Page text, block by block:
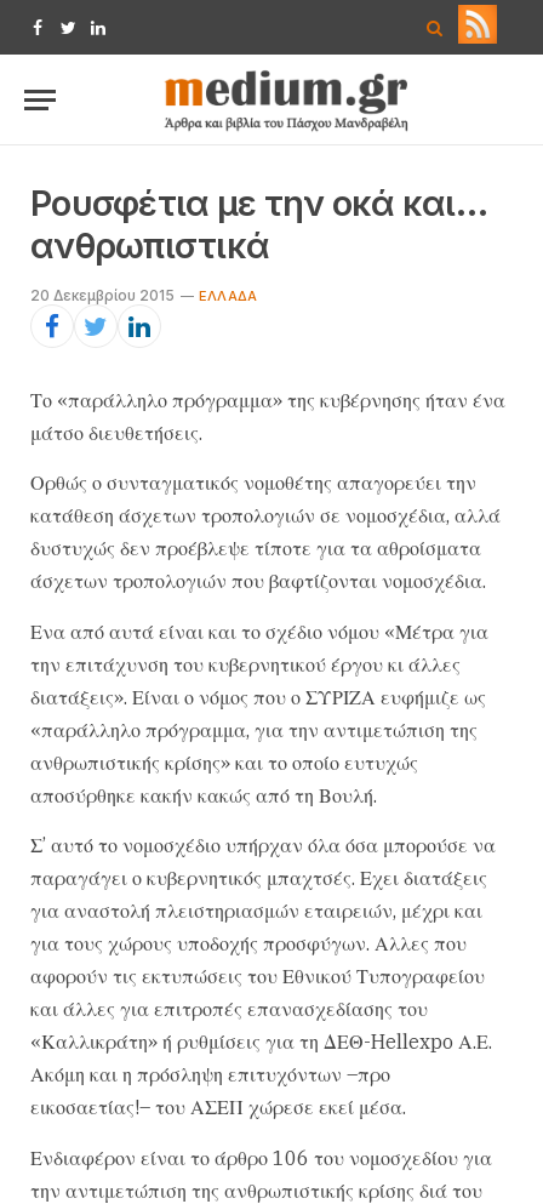
Facebook
TwitterLinkedIn
Ρουσφέτια με την οκά και…
ανθρωπιστικά
20 Δεκεμβρίου 2015 ΕΛΛΆΔΑ
Το «παράλληλο πρόγραμμα» της κυβέρνησης ήταν ένα
μάτσο διευθετήσεις.
Ο​​ρθώς ο συνταγματικός νομοθέτης απαγορεύει την
κατάθεση άσχετων τροπολογιών σε νομοσχέδια, αλλά
δυστυχώς δεν προέβλεψε τίποτε για τα αθροίσματα
άσχετων τροπολογιών που βαφτίζονται νομοσχέδια.
Ενα από αυτά είναι και το σχέδιο νόμου «Μέτρα για
την επιτάχυνση του κυβερνητικού έργου κι άλλες
διατάξεις». Είναι ο νόμος που ο ΣΥΡΙΖΑ ευφήμιζε ως
«παράλληλο πρόγραμμα, για την αντιμετώπιση της
ανθρωπιστικής κρίσης» και το οποίο ευτυχώς
αποσύρθηκε κακήν κακώς από τη Βουλή.
Σ’ αυτό το νομοσχέδιο υπήρχαν όλα όσα μπορούσε να
παραγάγει ο κυβερνητικός μπαχτσές. Εχει διατάξεις
για αναστολή πλειστηριασμών εταιρειών, μέχρι και
για τους χώρους υποδοχής προσφύγων. Αλλες που
αφορούν τις εκτυπώσεις του Εθνικού Τυπογραφείου
και άλλες για επιτροπές επανασχεδίασης του
«Καλλικράτη» ή ρυθμίσεις για τη ΔΕΘ-Hellexpo Α.Ε.
Ακόμη και η πρόσληψη επιτυχόντων –προ
εικοσαετίας!– του ΑΣΕΠ χώρεσε εκεί μέσα.
Ενδιαφέρον είναι το άρθρο 106 του νομοσχεδίου για
την αντιμετώπιση της ανθρωπιστικής κρίσης διά του